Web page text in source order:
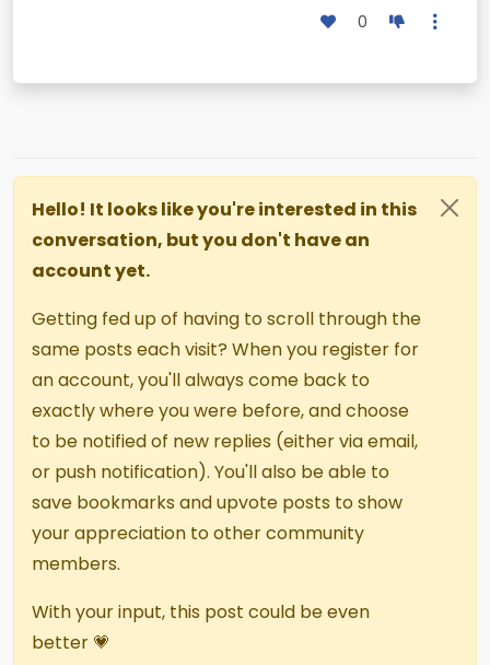
0
Hello! It looks like you're interested in this
conversation, but you don't have an
account yet.
Getting fed up of having to scroll through the
same posts each visit? When you register for
an account, you'll always come back to
exactly where you were before, and choose
to be notified of new replies (either via email,
or push notification). You'll also be able to
save bookmarks and upvote posts to show
your appreciation to other community
members.
With your input, this post could be even
better 💗